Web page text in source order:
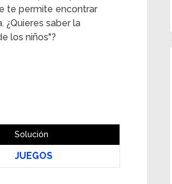
te permite encontrar
¿Quieres saber la
los niños"?
Solución
JUEGOS